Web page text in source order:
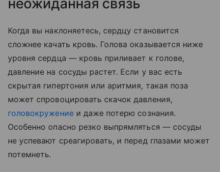
неожиданная связь
Когда вы наклоняетесь, сердцу становится
сложнее качать кровь. Голова оказывается ниже
уровня сердца — кровь приливает к голове,
давление на сосуды растет. Если у вас есть
скрытая гипертония или аритмия, такая поза
может спровоцировать скачок давления,
головокружениеи даже потерю сознания.
Особенно опасно резко выпрямляться — сосуды
не успевают среагировать, и перед глазами может
потемнеть.